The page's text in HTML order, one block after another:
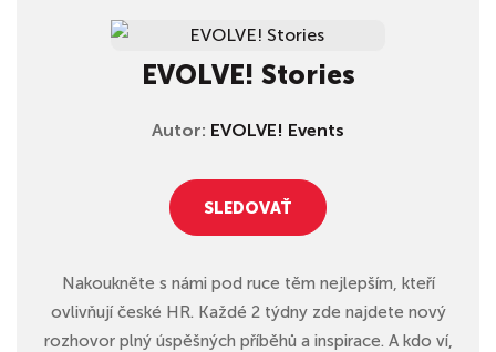
EVOLVE! Stories
Autor: EVOLVE! Events
SLEDOVAŤ
Nakoukněte s námi pod ruce těm nejlepším, kteří
ovlivňují české HR. Každé 2 týdny zde najdete nový
rozhovor plný úspěšných příběhů a inspirace. A kdo ví,